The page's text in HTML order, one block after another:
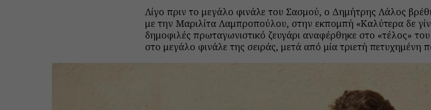
Λίγο πριν το μεγάλο φινάλε του Σασμού, ο Δημήτρης Λάλος
με την Μαριλίτα Λαμπροπούλου, στην εκπομπή «Καλύτερα δε
δημοφιλές πρωταγωνιστικό ζευγάρι αναφέρθηκε στο «τέλος»
στο μεγάλο φινάλε της σειράς, μετά από μία τριετή πετυχημένη